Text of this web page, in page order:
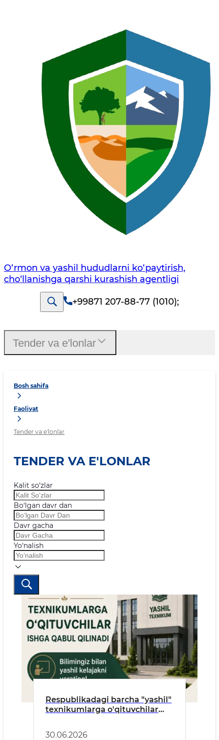
O‘rmon va yashil hududlarni ko‘paytirish,
cho‘llanishga qarshi kurashish agentligi
+99871 207-88-77 (1010);
Bosh sahifa
Faoliyat
Tender va e'lonlar
TENDER VA E'LONLAR
Kalit so‘zlar
Bo‘lgan davr dan
Davr gacha
Yo‘nalish
Respublikadagi barcha "yashil"
texnikumlarga o'qituvchilar
30.06.2026
Tender va e'lonlar